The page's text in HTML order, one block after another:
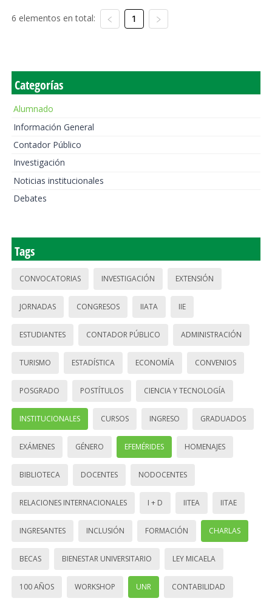
6 elementos en total: 1
Categorías
Alumnado
Información General
Contador Público
Investigación
Noticias institucionales
Debates
Tags
CONVOCATORIAS INVESTIGACIÓN EXTENSIÓN
JORNADAS CONGRESOS IIATA IIE
ESTUDIANTES CONTADOR PÚBLICO ADMINISTRACIÓN
TURISMO ESTADÍSTICA ECONOMÍA CONVENIOS
POSGRADO POSTÍTULOS CIENCIA Y TECNOLOGÍA
INSTITUCIONALES CURSOS INGRESO GRADUADOS
EXÁMENES GÉNERO EFEMÉRIDES HOMENAJES
BIBLIOTECA DOCENTES NODOCENTES
RELACIONES INTERNACIONALES I + D IITEA IITAE
INGRESANTES INCLUSIÓN FORMACIÓN CHARLAS
BECAS BIENESTAR UNIVERSITARIO LEY MICAELA
100 AÑOS WORKSHOP UNR CONTABILIDAD